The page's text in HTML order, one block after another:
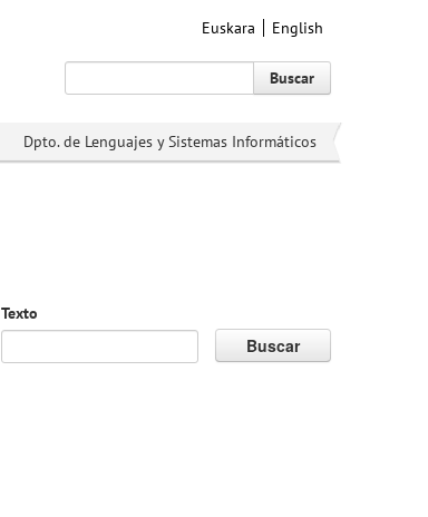
Euskara English
Buscar
Dpto. de Lenguajes y Sistemas Informáticos
Texto
Buscar